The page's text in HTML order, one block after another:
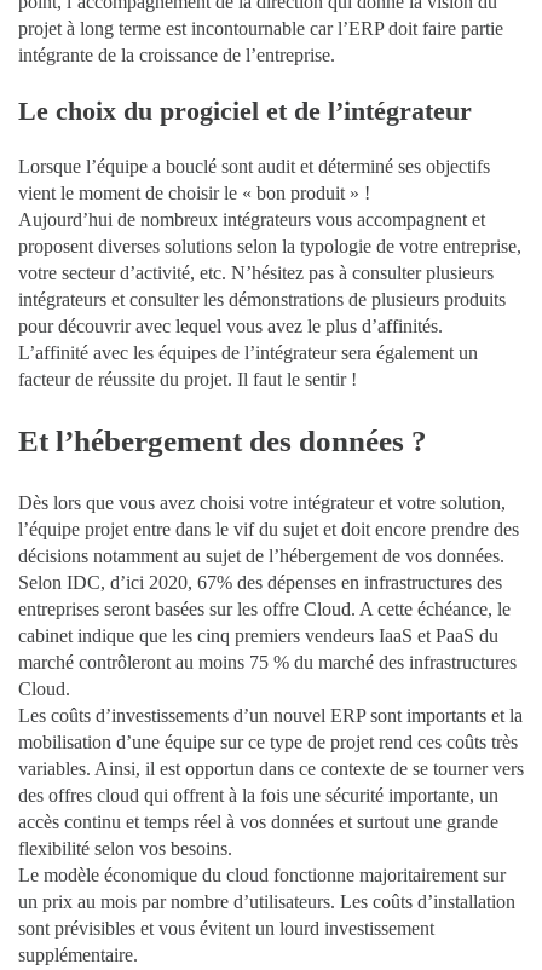
projet à long terme est incontournable car l’ERP doit faire partie
intégrante de la croissance de l’entreprise.
Le choix du progiciel et de l’intégrateur
Lorsque l’équipe a bouclé sont audit et déterminé ses objectifs
vient le moment de choisir le « bon produit » !
Aujourd’hui de nombreux intégrateurs vous accompagnent et
proposent diverses solutions selon la typologie de votre entreprise,
votre secteur d’activité, etc. N’hésitez pas à consulter plusieurs
intégrateurs et consulter les démonstrations de plusieurs produits
pour découvrir avec lequel vous avez le plus d’affinités.
L’affinité avec les équipes de l’intégrateur sera également un
facteur de réussite du projet. Il faut le sentir !
Et l’hébergement des données ?
Dès lors que vous avez choisi votre intégrateur et votre solution,
l’équipe projet entre dans le vif du sujet et doit encore prendre des
décisions notamment au sujet de l’hébergement de vos données.
Selon IDC, d’ici 2020, 67% des dépenses en infrastructures des
entreprises seront basées sur les offre Cloud. A cette échéance, le
cabinet indique que les cinq premiers vendeurs IaaS et PaaS du
marché contrôleront au moins 75 % du marché des infrastructures
Cloud.
Les coûts d’investissements d’un nouvel ERP sont importants et la
mobilisation d’une équipe sur ce type de projet rend ces coûts très
variables. Ainsi, il est opportun dans ce contexte de se tourner vers
des offres cloud qui offrent à la fois une sécurité importante, un
accès continu et temps réel à vos données et surtout une grande
flexibilité selon vos besoins.
Le modèle économique du cloud fonctionne majoritairement sur
un prix au mois par nombre d’utilisateurs. Les coûts d’installation
sont prévisibles et vous évitent un lourd investissement
supplémentaire.